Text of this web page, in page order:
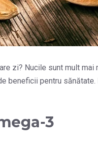
zi? Nucile sunt mult mai
beneficii pentru
3